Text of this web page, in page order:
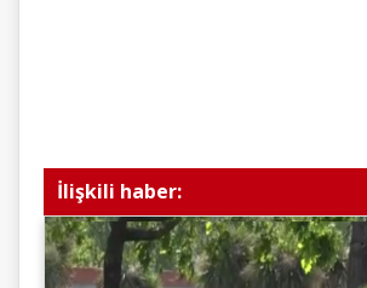
İlişkili haber: